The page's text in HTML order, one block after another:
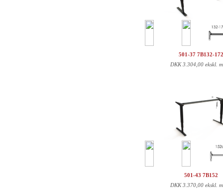
501-37 7B132-
DKK3.304,00 ekskl.
501-43 7B152
DKK3.370,00 ekskl.